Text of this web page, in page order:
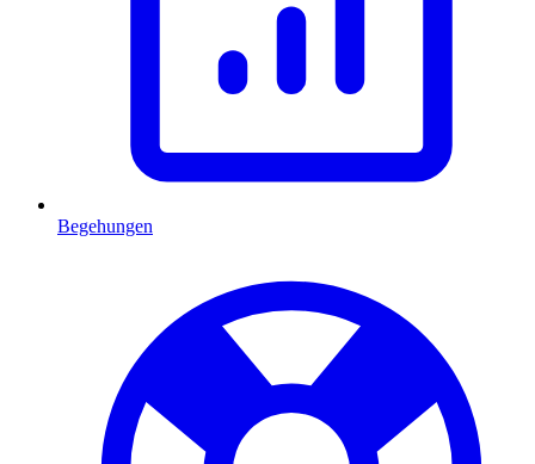
Begehungen